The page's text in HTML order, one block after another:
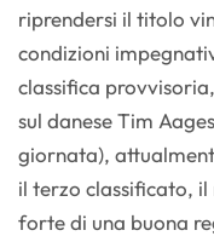
riprendersi il titolo
condizioni
classifica
sul danese Tim
giornata),
il terzo classificato,
forte di una buona